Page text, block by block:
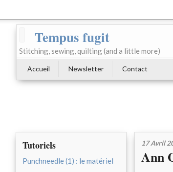
Tempus fugit
Stitching, sewing, quilting (and a little more)
Accueil Newsletter Contact
Tutoriels
Punchneedle (1) : le matériel
17 Avril
Ann